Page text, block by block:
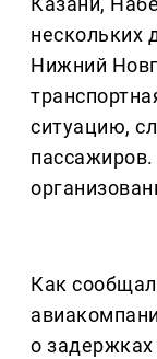
нескольких
Нижний
ситуацию,
Как
о